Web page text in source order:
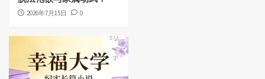
2026年7月15日 0